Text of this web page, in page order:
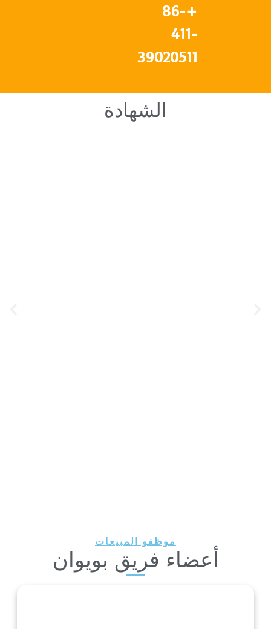
+86-
411-
39020511
الشهادة
موظفو المبيعات
أعضاء فريق بويوان